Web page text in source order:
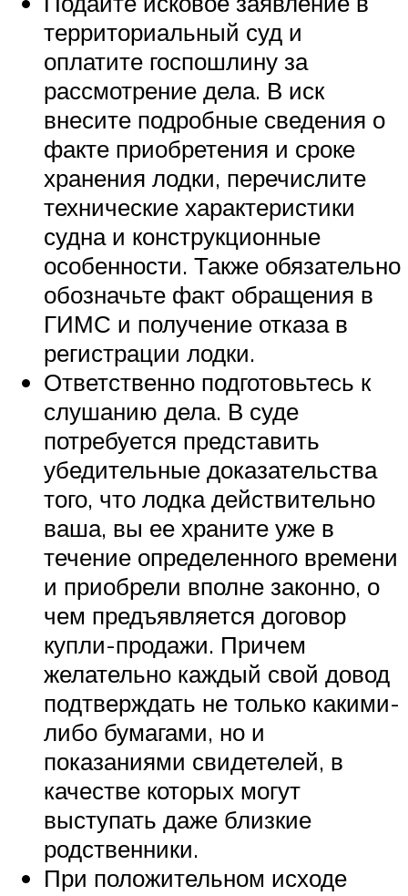
территориальный суд и
оплатите госпошлину за
рассмотрение дела. В иск
внесите подробные сведения о
факте приобретения и сроке
хранения лодки, перечислите
технические характеристики
судна и конструкционные
особенности. Также обязательно
обозначьте факт обращения в
ГИМС и получение отказа в
регистрации лодки.
Ответственно подготовьтесь к
слушанию дела. В суде
потребуется представить
убедительные доказательства
того, что лодка действительно
ваша, вы ее храните уже в
течение определенного времени
и приобрели вполне законно, о
чем предъявляется договор
купли-продажи. Причем
желательно каждый свой довод
подтверждать не только какими-
либо бумагами, но и
показаниями свидетелей, в
качестве которых могут
выступать даже близкие
родственники.
При положительном исходе